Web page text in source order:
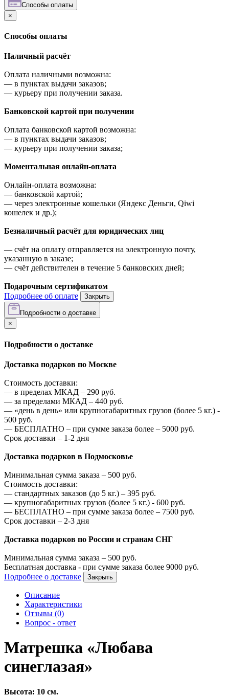
Cпособы оплаты
×
Cпособы оплаты
Наличный расчёт
Оплата наличными возможна:
— в пунктах выдачи заказов;
— курьеру при получении заказа.
Банковской картой при получении
Оплата банковской картой возможна:
— в пунктах выдачи заказов;
— курьеру при получении заказа;
Моментальная онлайн-оплата
Онлайн-оплата возможна:
— банковской картой;
— через электронные кошельки (Яндекс Деньги, Qiwi
кошелек и др.);
Безналичный расчёт для юридических лиц
— счёт на оплату отправляется на электронную почту,
указанную в заказе;
— счёт действителен в течение 5 банковских дней;
Подарочным сертификатом
Подробнее об оплате
Закрыть
Подробности о доставке
×
Подробности о доставке
Доставка подарков по Москве
Стоимость доставки:
— в пределах МКАД – 290 руб.
— за пределами МКАД – 440 руб.
— «день в день» или крупногабаритных грузов (более 5 кг.) -
500 руб.
— БЕСПЛАТНО – при сумме заказа более – 5000 руб.
Срок доставки – 1-2 дня
Доставка подарков в Подмосковье
Минимальная сумма заказа – 500 руб.
Стоимость доставки:
— стандартных заказов (до 5 кг.) – 395 руб.
— крупногабаритных грузов (более 5 кг.) - 600 руб.
— БЕСПЛАТНО – при сумме заказа более – 7500 руб.
Срок доставки – 2-3 дня
Доставка подарков по России и странам СНГ
Минимальная сумма заказа – 500 руб.
Бесплатная доставка - при сумме заказа более 9000 руб.
Подробнее о доставке
Закрыть
Описание
Характеристики
Отзывы (0)
Вопрос - ответ
Матрешка «Любава
синеглазая»
Высота: 10 см.